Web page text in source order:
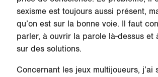
sexisme est toujours aussi présent,
qu’on est sur la bonne voie. Il faut
parler, à ouvrir la parole là-dessus et
sur des solutions.
Concernant les jeux multijoueurs, j’ai